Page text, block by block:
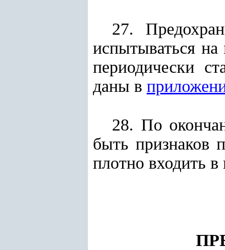
27.
испытываться
периодически
даны в
28. По
быть признаков
плотно входить